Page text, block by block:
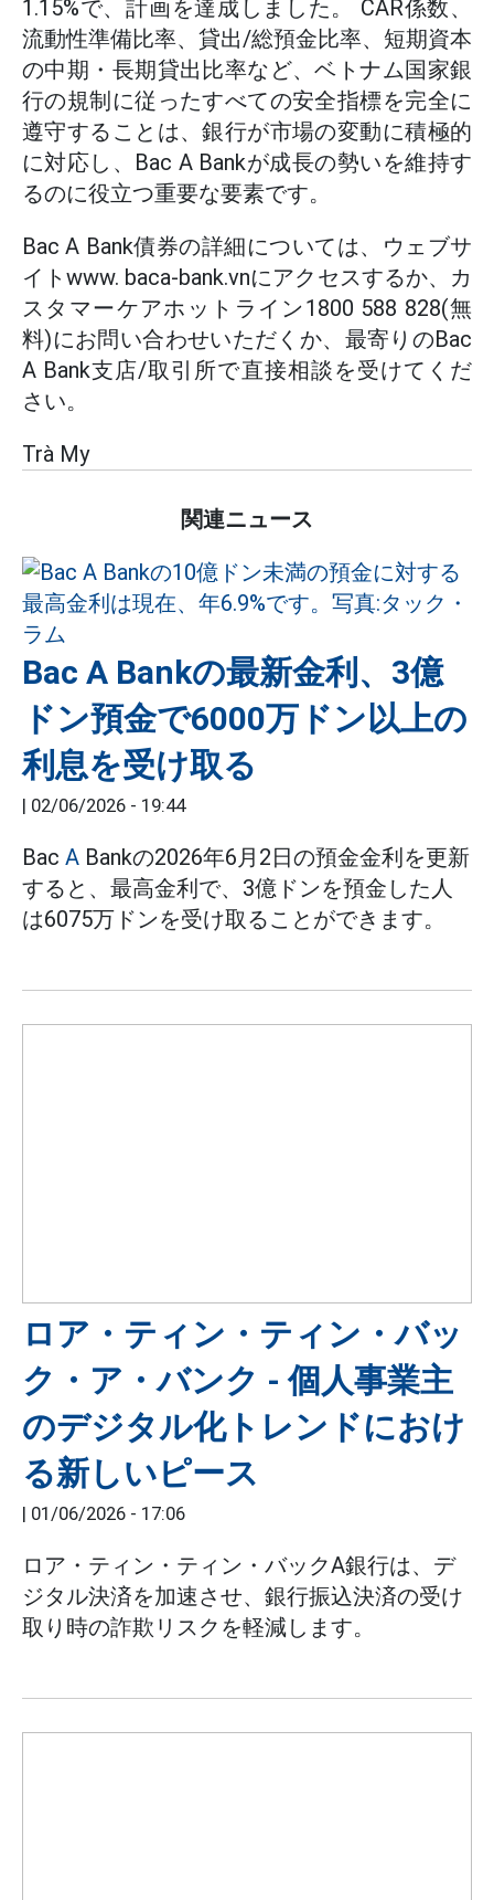
1.15%で、計画を達成しました。 CAR係数、
流動性準備比率、貸出/総預金比率、短期資本
の中期・長期貸出比率など、ベトナム国家銀
行の規制に従ったすべての安全指標を完全に
遵守することは、銀行が市場の変動に積極的
に対応し、Bac A Bankが成長の勢いを維持す
るのに役立つ重要な要素です。
Bac A Bank債券の詳細については、ウェブサ
イトwww. baca-bank.vnにアクセスするか、カ
スタマーケアホットライン1800 588 828(無
料)にお問い合わせいただくか、最寄りのBac
A Bank支店/取引所で直接相談を受けてくだ
さい。
Trà My
関連ニュース
Bac A Bankの最新金利、3億
ドン預金で6000万ドン以上の
利息を受け取る
| 02/06/2026 - 19:44
Bac A Bankの2026年6月2日の預金金利を更新
すると、最高金利で、3億ドンを預金した人
は6075万ドンを受け取ることができます。
ロア・ティン・ティン・バッ
ク・ア・バンク - 個人事業主
のデジタル化トレンドにおけ
る新しいピース
| 01/06/2026 - 17:06
ロア・ティン・ティン・バックA銀行は、デ
ジタル決済を加速させ、銀行振込決済の受け
取り時の詐欺リスクを軽減します。